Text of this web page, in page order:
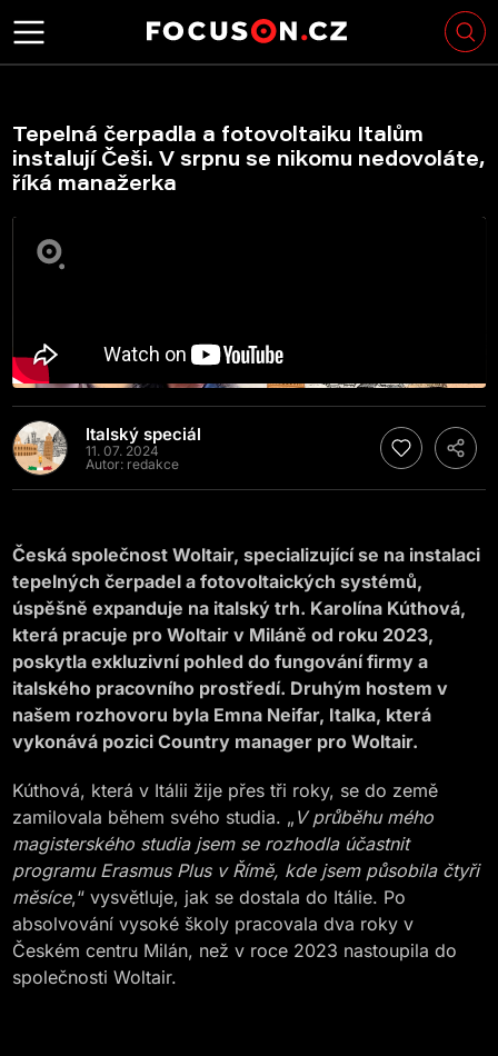
Tepelná čerpadla a fotovoltaiku Italům
instalují Češi. V srpnu se nikomu nedovoláte,
říká manažerka
Italský speciál
11. 07. 2024
Autor: redakce
Česká společnost Woltair, specializující se na instalaci
tepelných čerpadel a fotovoltaických systémů,
úspěšně expanduje na italský trh. Karolína Kúthová,
která pracuje pro Woltair v Miláně od roku 2023,
poskytla exkluzivní pohled do fungování firmy a
italského pracovního prostředí. Druhým hostem v
našem rozhovoru byla Emna Neifar, Italka, která
vykonává pozici Country manager pro Woltair.
Kúthová, která v Itálii žije přes tři roky, se do země
zamilovala během svého studia. „ V průběhu mého
magisterského studia jsem se rozhodla účastnit
programu Erasmus Plus v Římě, kde jsem působila čtyři
měsíce,“ vysvětluje, jak se dostala do Itálie. Po
absolvování vysoké školy pracovala dva roky v
Českém centru Milán, než v roce 2023 nastoupila do
společnosti Woltair.